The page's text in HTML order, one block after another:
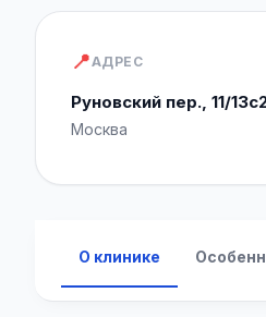
📍АДРЕС
Руновский пер., 11/
Москва
О клинике